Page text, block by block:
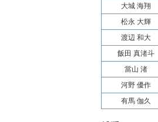
大城 海翔
松永 大輝
渡辺 和大
飯田 真渚斗
當山 渚
河野 優作
有馬 伽久